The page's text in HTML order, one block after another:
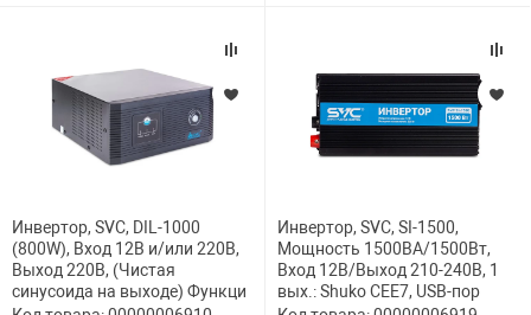
Инвертор, SVC, DIL-1000
(800W), Вход 12В и/или 220В,
Выход 220В, (Чистая
синусоида на выходе) Функци
Инвертор, SVC, SI-1500,
Мощность 1500ВА/1500Вт,
Вход 12В/Выход 210-240В, 1
вых.: Shuko CEE7, USB-пор